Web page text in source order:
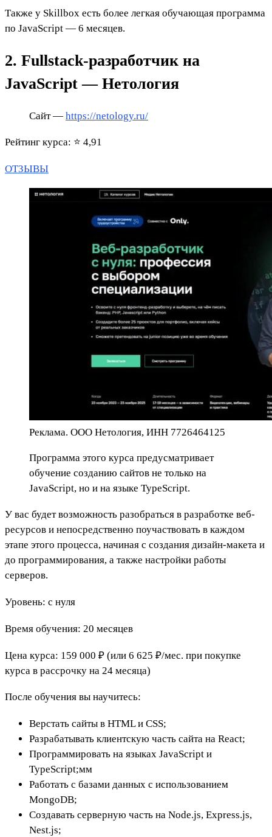
Также у Skillbox есть более легкая обучающая программа
по JavaScript — 6 месяцев.
2. Fullstack-разработчик на
JavaScript — Нетология
Сайт — https://netology.ru/
Рейтинг курса: ⭐ 4,91
ОТЗЫВЫ
Реклама. ООО Нетология, ИНН 7726464125
Программа этого курса предусматривает
обучение созданию сайтов не только на
JavaScript, но и на языке TypeScript.
У вас будет возможность разобраться в разработке веб-
ресурсов и непосредственно поучаствовать в каждом
этапе этого процесса, начиная с создания дизайн-макета и
до программирования, а также настройки работы
серверов.
Уровень: с нуля
Время обучения: 20 месяцев
Цена курса: 159 000 ₽ (или 6 625 ₽/мес. при покупке
курса в рассрочку на 24 месяца)
После обучения вы научитесь:
Верстать сайты в HTML и CSS;
Разрабатывать клиентскую часть сайта на React;
Программировать на языках JavaScript и
TypeScript;мм
Работать с базами данных с использованием
MongoDB;
Создавать серверную часть на Node.js, Express.js,
Nest.js;